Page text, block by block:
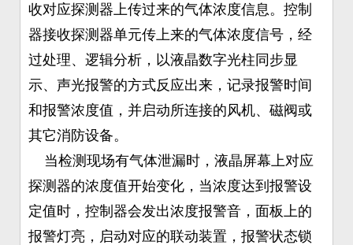
收对应探测器上传过来的气体浓度信息。控制
器接收探测器单元传上来的气体浓度信号，经
过处理、逻辑分析，以液晶数字光柱同步显
示、声光报警的方式反应出来，记录报警时间
和报警浓度值，并启动所连接的风机、磁阀或
其它消防设备。
当检测现场有气体泄漏时，液晶屏幕上对应
探测器的浓度值开始变化，当浓度达到报警设
定值时，控制器会发出浓度报警音，面板上的
报警灯亮，启动对应的联动装置，报警状态锁